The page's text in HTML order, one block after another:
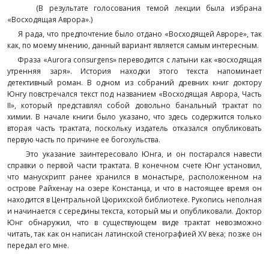
(В результате голосования темой лекции была избрана
«Восходящая Аврора».)
Я рада, что предпочтение было отдано «Восходящей Авроре», так
как, по моему мнению, данный вариант является самым интересным.
Фраза «Aurora consurgens» переводится с латыни как «восходящая
утренняя заря». История находки этого текста напоминает
детективный роман. В одном из собраний древних книг доктору
Юнгу повстречался текст под названием «Восходящая Аврора, Часть
II», который представлял собой довольно банальный трактат по
химии. В начале книги было указано, что здесь содержится только
вторая часть трактата, поскольку издатель отказался опубликовать
первую часть по причине ее богохульства.
Это указание заинтересовало Юнга, и он постарался навести
справки о первой части трактата. В конечном счете Юнг установил,
что манускрипт ранее хранился в монастыре, расположенном на
острове Райхенау на озере Констанца, и что в настоящее время он
находится в Центральной Цюрихской библиотеке. Рукопись неполная
и начинается с середины текста, который мы и опубликовали. Доктор
Юнг обнаружил, что в существующем виде трактат невозможно
читать, так как он написан латинской стенографией XV века; позже он
передал его мне.